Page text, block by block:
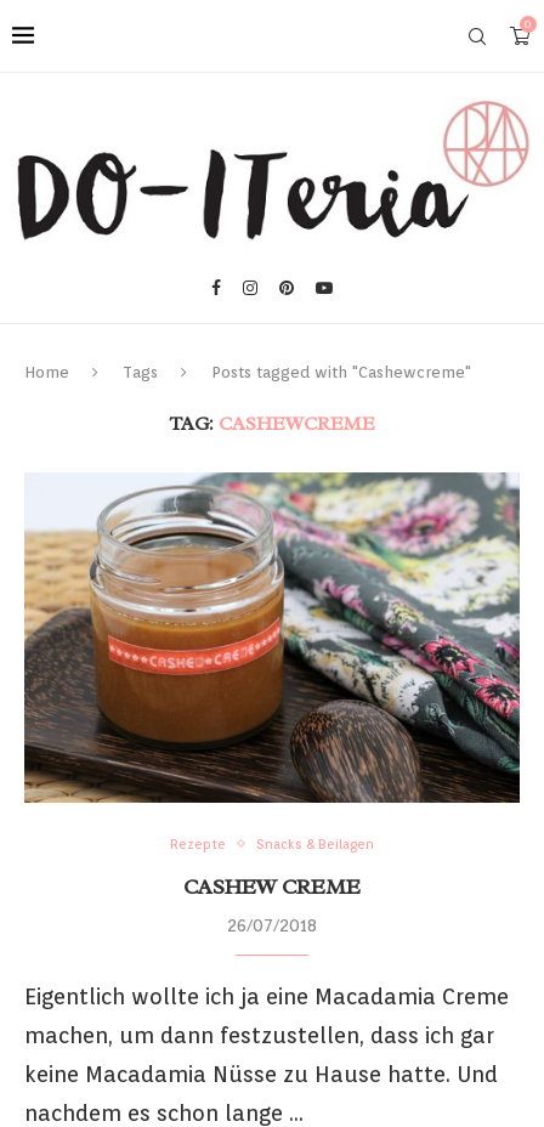
0
Home Tags Posts tagged with "Cashewcreme"
TAG: CASHEWCREME
Rezepte Snacks & Beilagen
CASHEW CREME
26/07/2018
Eigentlich wollte ich ja eine Macadamia Creme
machen, um dann festzustellen, dass ich gar
keine Macadamia Nüsse zu Hause hatte. Und
nachdem es schon lange …